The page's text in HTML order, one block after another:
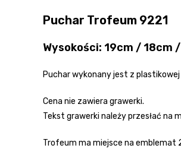
Puchar Trofeum 9221
Wysokości: 19cm / 18cm
Puchar wykonany jest z
Cena nie zawiera grawerki.
Tekst grawerki należy przesłać na
Trofeum ma miejsce na emblemat